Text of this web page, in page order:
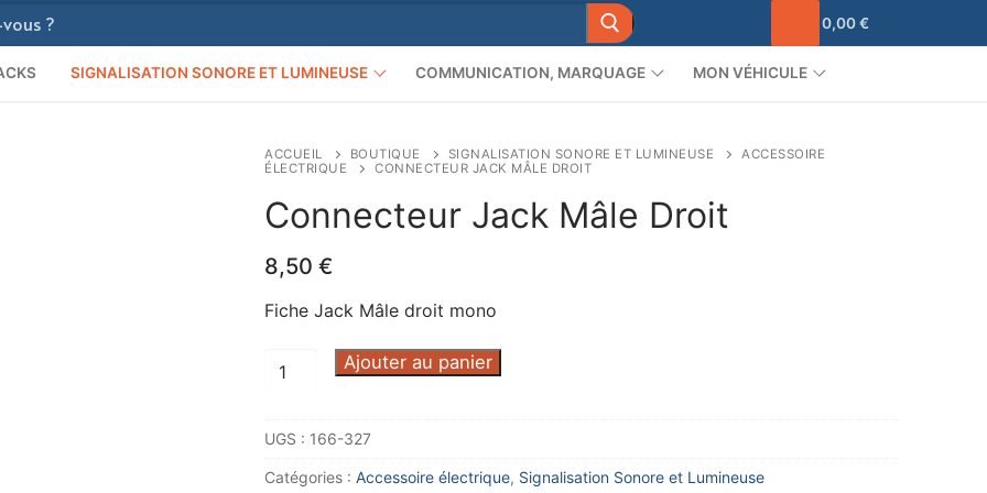
0,00€
SIGNALISATION SONORE ET LUMINEUSE COMMUNICATION, MARQUAGE MON VÉHICULE
ACCUEIL BOUTIQUE SIGNALISATION SONORE ET LUMINEUSE
ACCESSOIRE
ÉLECTRIQUE
CONNECTEUR JACK MÂLE DROIT
Connecteur Jack Mâle Droit
8,50 €
Fiche Jack Mâle droit mono
quantité
Jack
Mâle
Ajouter au panier
UGS : 166-327
Catégories : Accessoire électrique, Signalisation Sonore et Lumineuse